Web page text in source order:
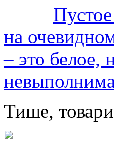
на
– это белое,
Тише,